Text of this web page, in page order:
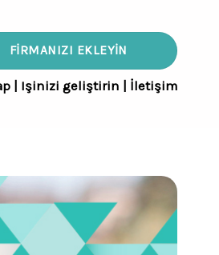
FIRMANIZI EKLEYIN
Işinizi geliştirin İletişim